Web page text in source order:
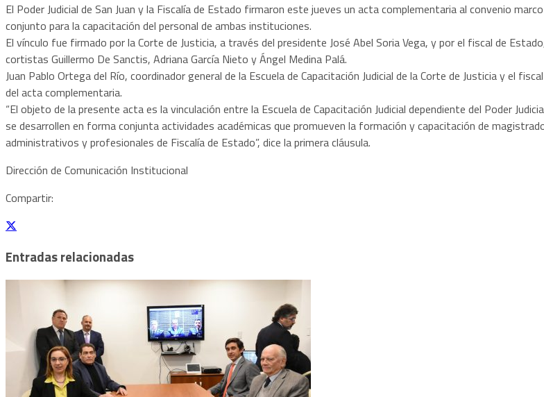
El Poder Judicial de San Juan y la Fiscalía de Estado firmaron este jueves un acta complementaria al convenio
conjunto para la capacitación del personal de ambas instituciones.
El vínculo fue firmado por la Corte de Justicia, a través del presidente José Abel Soria Vega, y por el fiscal de
cortistas Guillermo De Sanctis, Adriana García Nieto y Ángel Medina Palá.
Juan Pablo Ortega del Río, coordinador general de la Escuela de Capacitación Judicial de la Corte de Justicia y el
del acta complementaria.
“El objeto de la presente acta es la vinculación entre la Escuela de Capacitación Judicial dependiente del Poder
se desarrollen en forma conjunta actividades académicas que promueven la formación y capacitación de
administrativos y profesionales de Fiscalía de Estado”, dice la primera cláusula.
Dirección de Comunicación Institucional
Compartir:
Entradas relacionadas